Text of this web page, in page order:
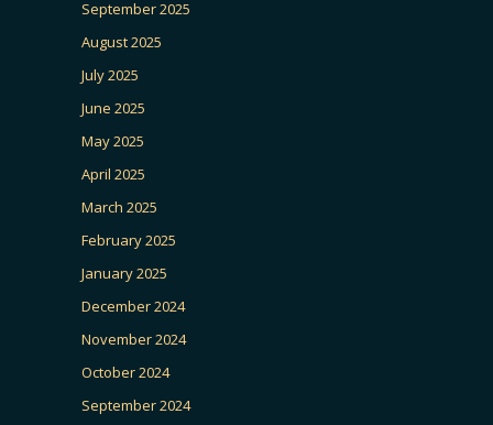
September 2025
August 2025
July 2025
June 2025
May 2025
April 2025
March 2025
February 2025
January 2025
December 2024
November 2024
October 2024
September 2024